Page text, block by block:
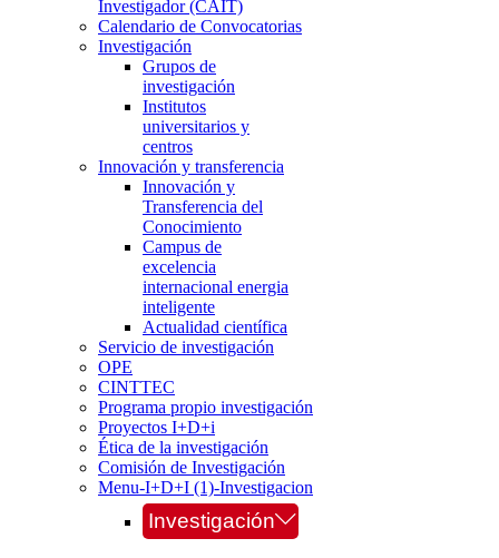
Investigador (CAIT)
Calendario de Convocatorias
Investigación
Grupos de
investigación
Institutos
universitarios y
centros
Innovación y transferencia
Innovación y
Transferencia del
Conocimiento
Campus de
excelencia
internacional energia
inteligente
Actualidad científica
Servicio de investigación
OPE
CINTTEC
Programa propio investigación
Proyectos I+D+i
Ética de la investigación
Comisión de Investigación
Menu-I+D+I (1)-Investigacion
Investigación